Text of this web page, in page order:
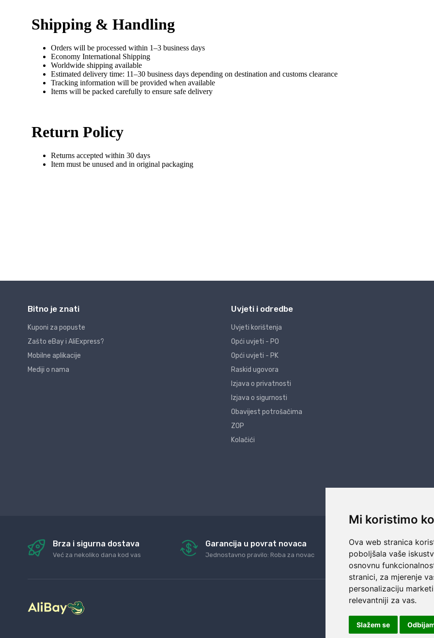
Mi koristimo
Ova web stranica
poboljšala vaše
osnovnu
stranici, za mjerenje
personalizaciju
relevantniji za vas.
Slažem se
Bitno je znati
Kuponi za popuste
Zašto eBay i AliExpress?
Mobilne aplikacije
Mediji o nama
Uvjeti i odredbe
Uvjeti korištenja
Opći uvjeti - PO
Opći uvjeti - PK
Raskid ugovora
Izjava o privatnosti
Izjava o sigurnosti
Obavijest potrošačima
ZOP
Kolačići
Brza i sigurna dostava
Već za nekoliko dana kod vas
Garancija u povrat novaca
Jednostavno pravilo: Roba za novac
24/7 odlična
Naši agenti uvijek na